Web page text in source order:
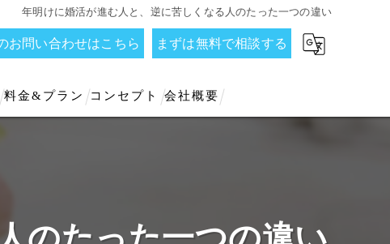
年明けに婚活が進む人と、逆に苦しくなる人のたった一つの違い
お問い合わせはこちら まずは無料で相談する
料金&プラン コンセプト 会社概要